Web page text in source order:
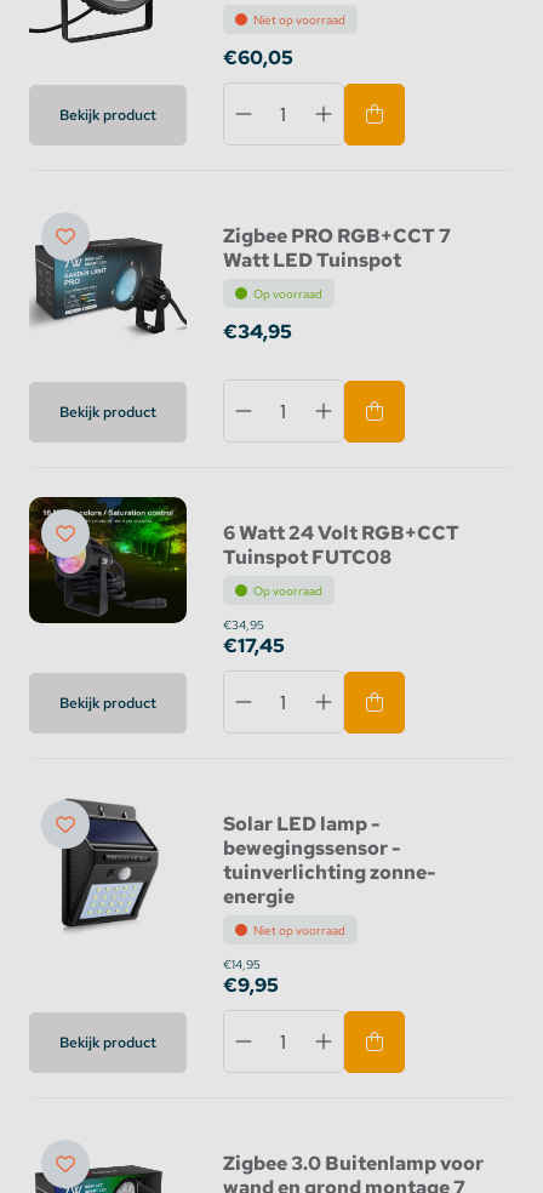
Bekijk product
Niet op voorraad
€60,05
Bekijk product
Zigbee PRO RGB+CCT 7
Watt LED Tuinspot
Op voorraad
€34,95
Bekijk product
6 Watt 24 Volt RGB+CCT
Tuinspot FUTC08
Op voorraad
€34,95
€17,45
Bekijk product
Solar LED lamp -
bewegingssensor -
tuinverlichting zonne-
energie
Niet op voorraad
€14,95
€9,95
Zigbee 3.0 Buitenlamp voor
wand en grond montage 7